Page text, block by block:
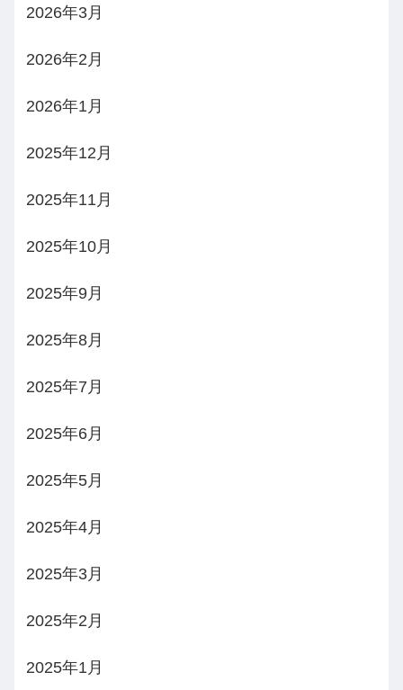
2026年3月
2026年2月
2026年1月
2025年12月
2025年11月
2025年10月
2025年9月
2025年8月
2025年7月
2025年6月
2025年5月
2025年4月
2025年3月
2025年2月
2025年1月